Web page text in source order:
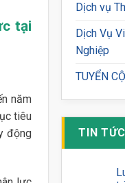
tại
năm
tiêu
động
Dịch vụ
Dịch Vụ
Nghiệp
TUYỂN
TIN